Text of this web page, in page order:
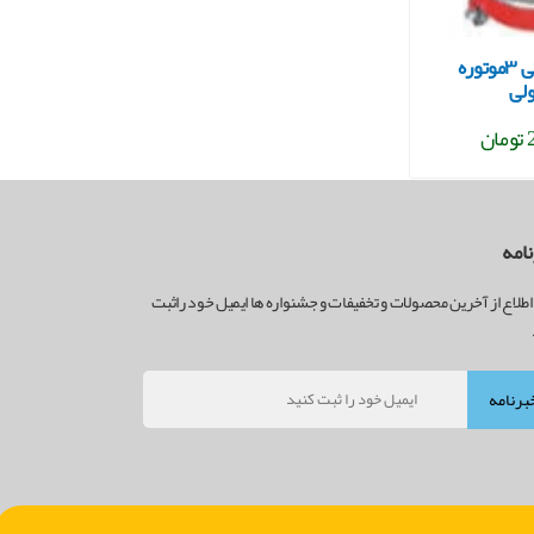
جاروبرقی صنعتی ۳موتوره
از آخرین محصولات و تخفیفات و جشنواره ها ایمیل خود راثبت